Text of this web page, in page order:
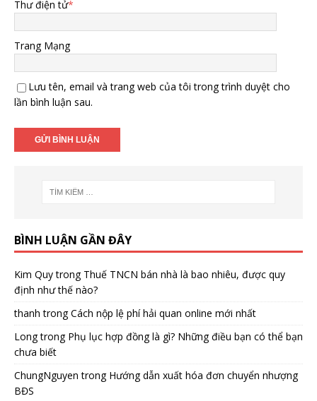
Thư điện tử*
Trang Mạng
Lưu tên, email và trang web của tôi trong trình duyệt cho
lần bình luận sau.
BÌNH LUẬN GẦN ĐÂY
Kim Quytrong Thuế TNCN bán nhà là bao nhiêu, được quy
định như thế nào?
thanh trongCách nộp lệ phí hải quan online mới nhất
Longtrong Phụ lục hợp đồng là gì? Những điều bạn có thể bạn
chưa biết
ChungNguyen trong Hướng dẫn xuất hóa đơn chuyển nhượng
BĐS